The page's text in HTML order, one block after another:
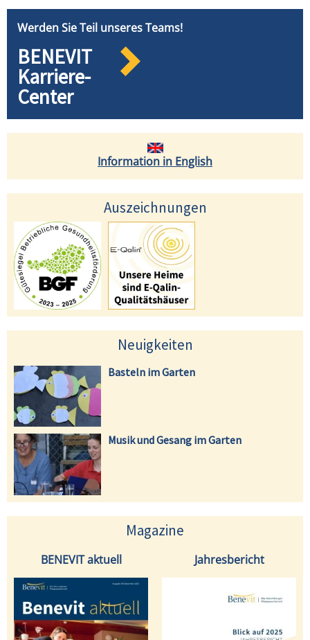
Werden Sie Teil unseres Teams!
BENEVIT
Karriere-
Center
Information in English
Auszeichnungen
Neuigkeiten
Basteln im Garten
Musik und Gesang im Garten
Magazine
BENEVIT aktuell Jahresbericht